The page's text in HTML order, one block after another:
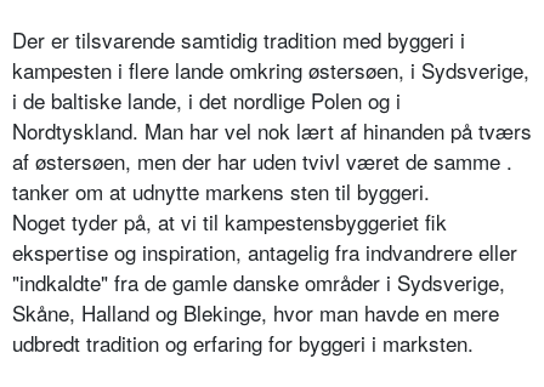
Der er tilsvarende samtidig tradition med byggeri i
kampesten i flere lande omkring østersøen, i Sydsverige,
i de baltiske lande, i det nordlige Polen og i
Nordtyskland. Man har vel nok lært af hinanden på tværs
af østersøen, men der har uden tvivl været de samme .
tanker om at udnytte markens sten til byggeri.
Noget tyder på, at vi til kampestensbyggeriet fik
ekspertise og inspiration, antagelig fra indvandrere eller
"indkaldte" fra de gamle danske områder i Sydsverige,
Skåne, Halland og Blekinge, hvor man havde en mere
udbredt tradition og erfaring for byggeri i marksten.